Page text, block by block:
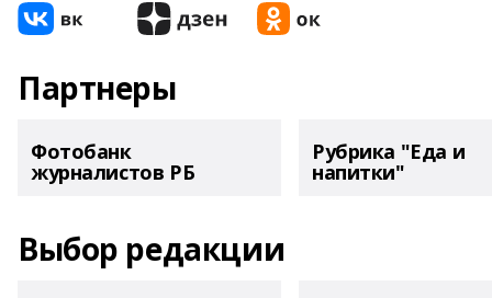
Партнеры
Фотобанк
журналистов РБ
Рубрика "Еда и
напитки"
Выбор редакции